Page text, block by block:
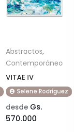
Abstractos,
Contemporáneo
VITAE IV
Selene Rodríguez
desdeGs.
570.000